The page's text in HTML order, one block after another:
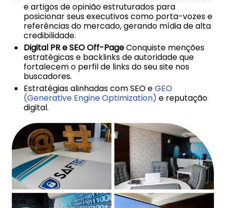
e artigos de opinião estruturados para
posicionar seus executivos como porta-vozes e
referências do mercado, gerando mídia de alta
credibilidade.
Digital PR e SEO Off-PageConquiste menções
estratégicas e backlinks de autoridade que
fortalecem o perfil de links do seu site nos
buscadores.
Estratégias alinhadas com SEO eGEO
(Generative Engine Optimization) e reputação
digital.